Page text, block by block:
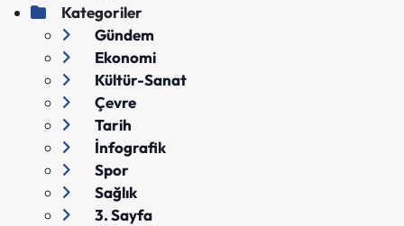
Kategoriler
Gündem
Ekonomi
Kültür-Sanat
Çevre
Tarih
İnfografik
Spor
Sağlık
3. Sayfa